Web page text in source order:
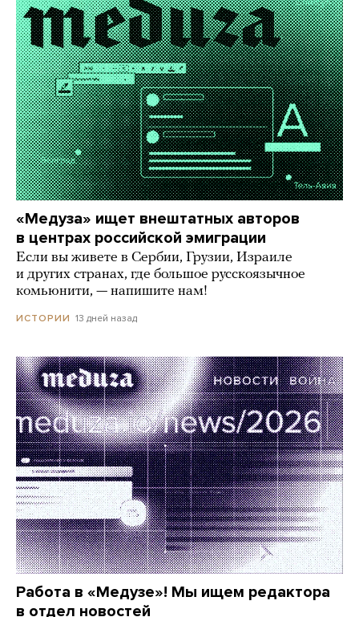
«Медуза» ищет внештатных авторов
в центрах российской эмиграции
Если вы живете в Сербии, Грузии, Израиле
и других странах, где большое русскоязычное
комьюнити, — напишите нам!
ИСТОРИИ 13 дней назад
Работа в «Медузе»! Мы ищем редактора
в отдел новостей